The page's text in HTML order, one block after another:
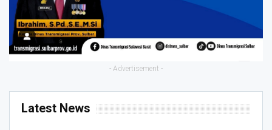
- Advertisement -
Latest News